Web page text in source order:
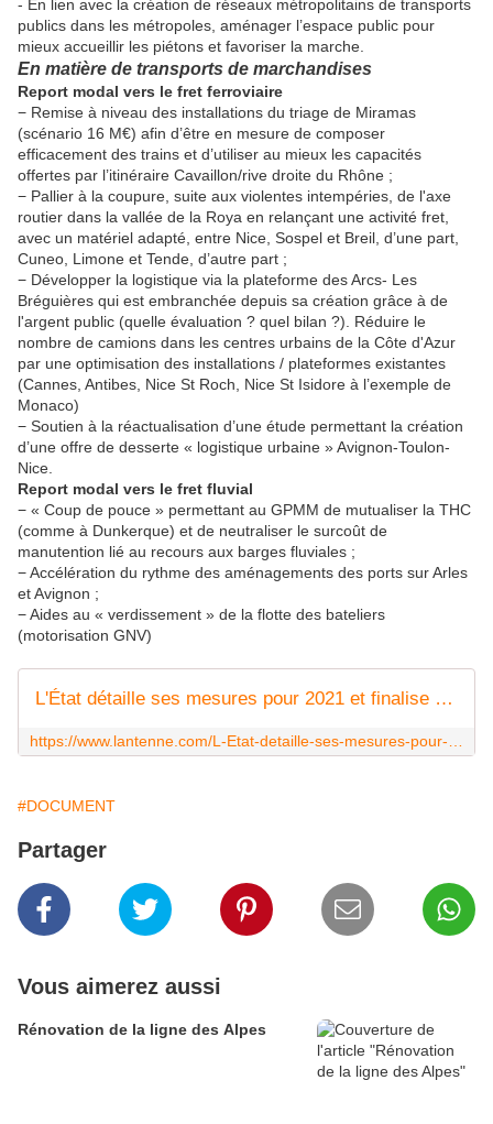
- En lien avec la création de réseaux métropolitains de transports
publics dans les métropoles, aménager l’espace public pour
mieux accueillir les piétons et favoriser la marche.
En matière de transports de marchandises
Report modal vers le fret ferroviaire
− Remise à niveau des installations du triage de Miramas
(scénario 16 M€) afin d’être en mesure de composer
efficacement des trains et d’utiliser au mieux les capacités
offertes par l’itinéraire Cavaillon/rive droite du Rhône ;
− Pallier à la coupure, suite aux violentes intempéries, de l'axe
routier dans la vallée de la Roya en relançant une activité fret,
avec un matériel adapté, entre Nice, Sospel et Breil, d’une part,
Cuneo, Limone et Tende, d’autre part ;
− Développer la logistique via la plateforme des Arcs- Les
Bréguières qui est embranchée depuis sa création grâce à de
l'argent public (quelle évaluation ? quel bilan ?). Réduire le
nombre de camions dans les centres urbains de la Côte d'Azur
par une optimisation des installations / plateformes existantes
(Cannes, Antibes, Nice St Roch, Nice St Isidore à l’exemple de
Monaco)
− Soutien à la réactualisation d’une étude permettant la création
d’une offre de desserte « logistique urbaine » Avignon-Toulon-
Nice.
Report modal vers le fret fluvial
− « Coup de pouce » permettant au GPMM de mutualiser la THC
(comme à Dunkerque) et de neutraliser le surcoût de
manutention lié au recours aux barges fluviales ;
− Accélération du rythme des aménagements des ports sur Arles
et Avignon ;
− Aides au « verdissement » de la flotte des bateliers
(motorisation GNV)
L'État détaille ses mesures pour 2021 et finalise son plan stratégique ferroviaire
#DOCUMENT
Partager
Vous aimerez aussi
Rénovation de la ligne des Alpes